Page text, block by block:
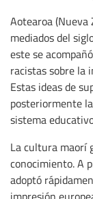
Aotearoa (Nueva
mediados del
este se
racistas sobre la
Estas ideas de
posteriormente
sistema
La cultura maorí
conocimiento. A
adoptó
impresión